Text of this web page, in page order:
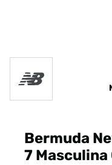
Bermuda
7 Masculina